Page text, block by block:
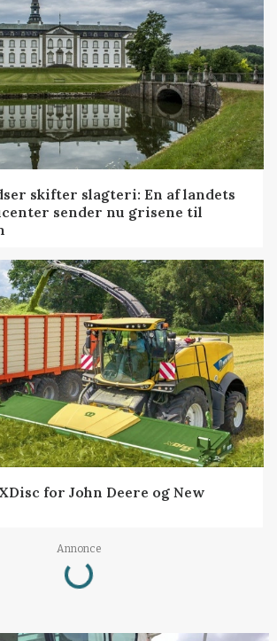
skifter slagteri: En af landets
sender nu grisene til
for John Deere og New
Annonce
Loading...